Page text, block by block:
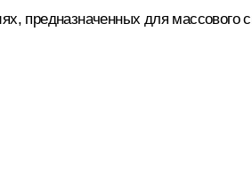
предназначенных для массового